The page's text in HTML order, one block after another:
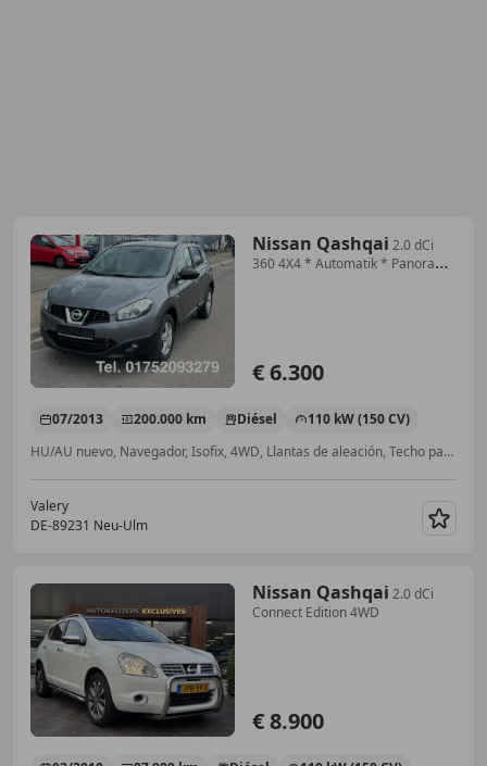
Nissan Qashqai 2.0 dCi
360 4X4 * Automatik * Panorama
€ 6.300
07/2013 200.000 km Diésel
110 kW (150 CV)
HU/AU nuevo, Navegador, Isofix, 4WD, Llantas de aleación, Techo panorámico, Bluetooth, Aire Acondicionado
Valery
DE-89231 Neu-Ulm
Nissan Qashqai 2.0 dCi
Connect Edition 4WD
€ 8.900